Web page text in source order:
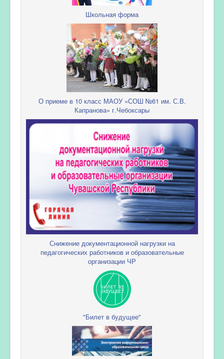
Школьная форма
О приеме в 10 класс МАОУ «СОШ №61 им. С.В.
Капранова» г.Чебоксары
Снижение документационной нагрузки на
педагогических работников и образовательные
организации ЧР
"Билет в будущее"